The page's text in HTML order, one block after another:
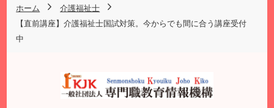
ホーム
介護福祉士
【直前講座】介護福祉士国試対策。今からでも間に合う講座受付
中